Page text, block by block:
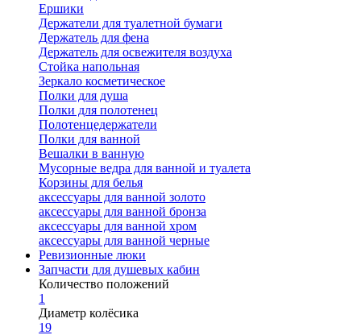
Ершики
Держатели для туалетной бумаги
Держатель для фена
Держатель для освежителя воздуха
Стойка напольная
Зеркало косметическое
Полки для душа
Полки для полотенец
Полотенцедержатели
Полки для ванной
Вешалки в ванную
Мусорные ведра для ванной и туалета
Корзины для белья
аксессуары для ванной золото
аксессуары для ванной бронза
аксессуары для ванной хром
аксессуары для ванной черные
Ревизионные люки
Запчасти для душевых кабин
Количество положений
1
Диаметр колёсика
19